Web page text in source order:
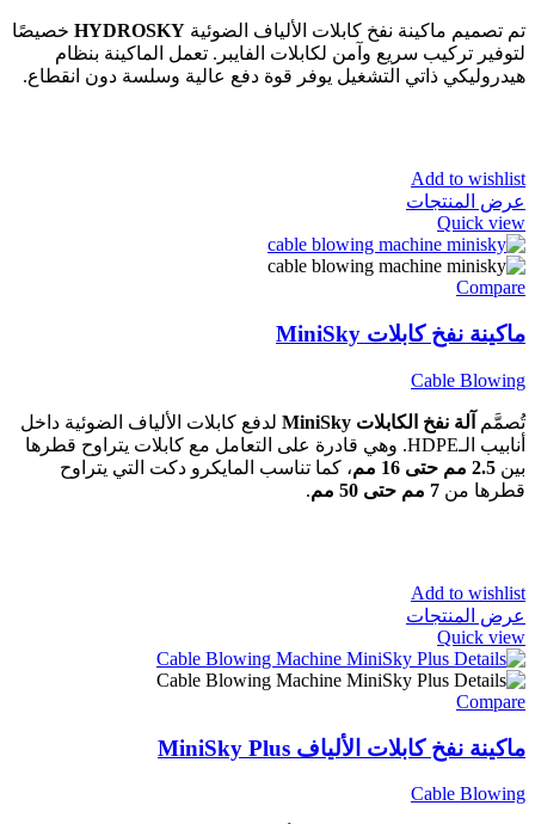
تم تصميم ماكينة نفخ كابلات الألياف الضوئية HYDROSKY خصيصًا
لتوفير تركيب سريع وآمن لكابلات الفايبر. تعمل الماكينة بنظام
هيدروليكي ذاتي التشغيل يوفر قوة دفع عالية وسلسة دون انقطاع.
Add to wishlist
عرض المنتجات
Quick view
Compare
ماكينة نفخ كابلات MiniSky
Cable Blowing
تُصمَّم آلة نفخ الكابلات MiniSky
لدفع كابلات الألياف الضوئية داخل
أنابيب الـHDPE. وهي قادرة على التعامل مع كابلات يتراوح قطرها
بين 2.5 مم حتى 16 مم
، كما تناسب المايكرو دكت التي يتراوح
قطرها من 7 مم حتى 50 مم .
Add to wishlist
عرض المنتجات
Quick view
Compare
ماكينة نفخ كابلات الألياف MiniSky Plus
Cable Blowing